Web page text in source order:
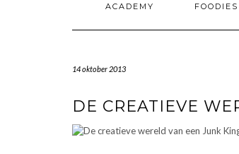
ACADEMY FOODIES
14 oktober 2013
DE CREATIEVE